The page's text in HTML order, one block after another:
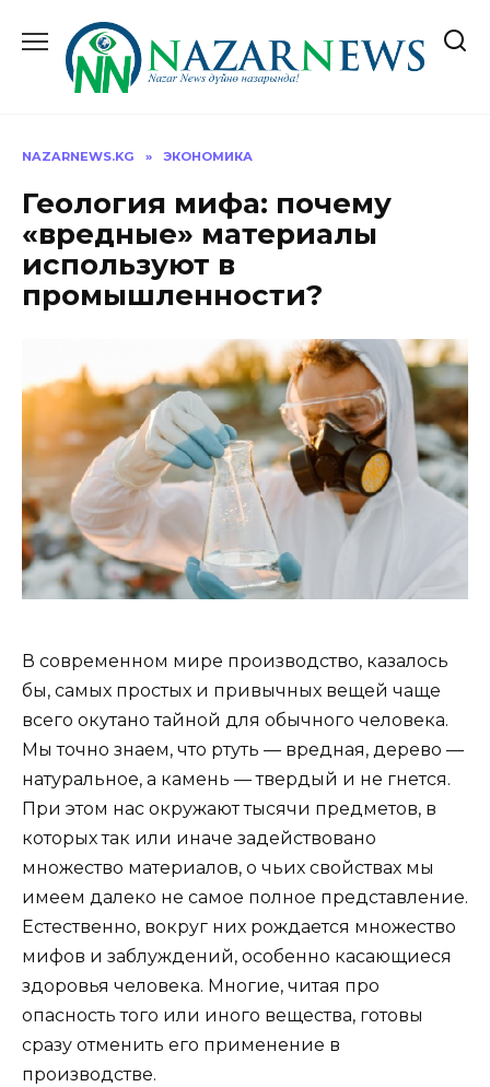
содержанию
NAZARNEWS.KG » ЭКОНОМИКА
Геология мифа: почему
«вредные» материалы
используют в
промышленности?
В современном мире производство, казалось
бы, самых простых и привычных вещей чаще
всего окутано тайной для обычного человека.
Мы точно знаем, что ртуть — вредная, дерево —
натуральное, а камень — твердый и не гнется.
При этом нас окружают тысячи предметов, в
которых так или иначе задействовано
множество материалов, о чьих свойствах мы
имеем далеко не самое полное представление.
Естественно, вокруг них рождается множество
мифов и заблуждений, особенно касающиеся
здоровья человека. Многие, читая про
опасность того или иного вещества, готовы
сразу отменить его применение в
производстве.